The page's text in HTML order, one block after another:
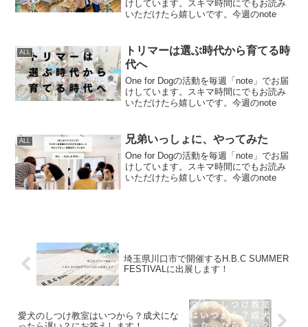
けしています。スキマ時間にでもお読み
いただけたら嬉しいです。今週のnote
ALL
トリマーは選ぶ時代から育てる時
代へ
One for Dogの活動を毎週「note」でお届
けしています。スキマ時間にでもお読み
いただけたら嬉しいです。今週のnote
ALL 兄弟いっしょに、やってみた
One for Dogの活動を毎週「note」でお届
けしています。スキマ時間にでもお読み
いただけたら嬉しいです。今週のnote
埼玉県川口市で開催するH.B.C SUMMER
FESTIVALに出展します！
愛犬のしつけ教室はいつから？成犬にな